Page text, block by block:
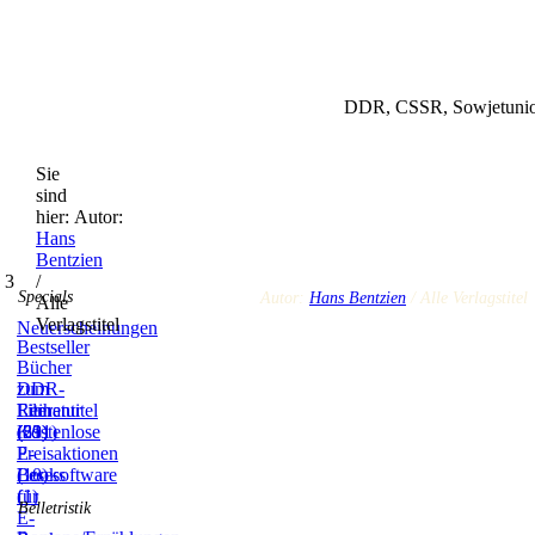
Specials
Neuerscheinungen
Bestseller
Bücher
zum
Film
(59)
DDR-
Literatur
(831)
Reihentitel
(21)
Kostenlose
E-
Books
(1)
Preisaktionen
(10)
Lesesoftware
für
E-
Belletristik
DDR, CSSR,
Sie
sind
hier: Autor:
Hans
Bentzien
/
Alle
Verlagstitel
3
Autor: Hans Bentzien / Alle Verlagstitel